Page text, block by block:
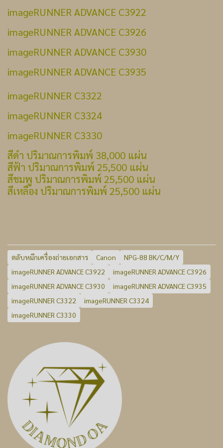
imageRUNNER ADVANCE C3922
imageRUNNER ADVANCE C3926
imageRUNNER ADVANCE C3930
imageRUNNER ADVANCE C3935
imageRUNNER C3322
imageRUNNER C3324
imageRUNNER C3330
สีดำ ปริมาณการพิมพ์ 38,000 แผ่น
สีฟ้า ปริมาณการพิมพ์ 25,500 แผ่น
สีชมพู ปริมาณการพิมพ์ 25,500 แผ่น
สีเหลือง ปริมาณการพิมพ์ 25,500 แผ่น
ตลับหมึกเครื่องถ่ายเอกสาร Canon
NPG-88 BK/C/M/Y
imageRUNNER ADVANCE C3922
imageRUNNER ADVANCE C3926
imageRUNNER ADVANCE C3930
imageRUNNER ADVANCE C3935
imageRUNNER C3322
imageRUNNER C3324
imageRUNNER C3330